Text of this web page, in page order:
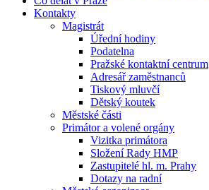
Kontakty
Magistrát
Úřední hodiny
Podatelna
Pražské kontaktní centrum
Adresář zaměstnanců
Tiskový mluvčí
Dětský koutek
Městské části
Primátor a volené orgány
Vizitka primátora
Složení Rady HMP
Zastupitelé hl. m. Prahy
Dotazy na radní